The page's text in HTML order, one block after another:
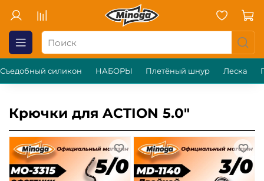
Съедобный силикон НАБОРЫ Плетёный шнур Леска
Крючки для ACTION 5.0"